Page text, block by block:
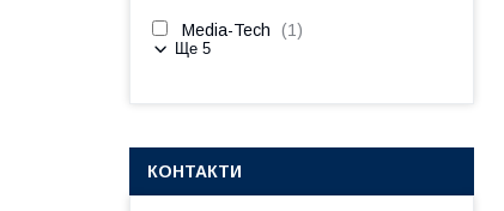
Media-Tech 1
Ще 5
КОНТАКТИ